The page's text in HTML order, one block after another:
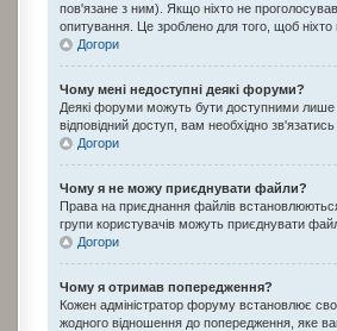
пов'язане з ним). Якщо ніхто не
опитування. Це зроблено для того, щоб ніхто
Догори
Чому мені недоступні деякі форуми?
Деякі форуми можуть бути доступними лише
відповідний доступ, вам необхідно
Догори
Чому я не можу приєднувати файли?
Права на приєднання файлів
групи користувачів можуть приєднувати
Догори
Чому я отримав попередження?
Кожен адміністратор форуму встановлює
жодного відношення до попередження, яке